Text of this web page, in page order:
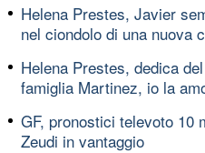
Helena Prestes, Javier
nel ciondolo di una nuova
Helena Prestes, dedica
famiglia Martinez, io la
GF, pronostici televoto 10
Zeudi in vantaggio